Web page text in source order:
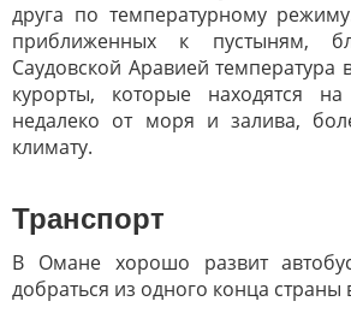
друга по температурному
приближенных к пустыням,
Саудовской Аравией
курорты, которые находятся
недалеко от моря и залива,
климату.
Транспорт
В Омане хорошо развит
добраться из одного конца страны